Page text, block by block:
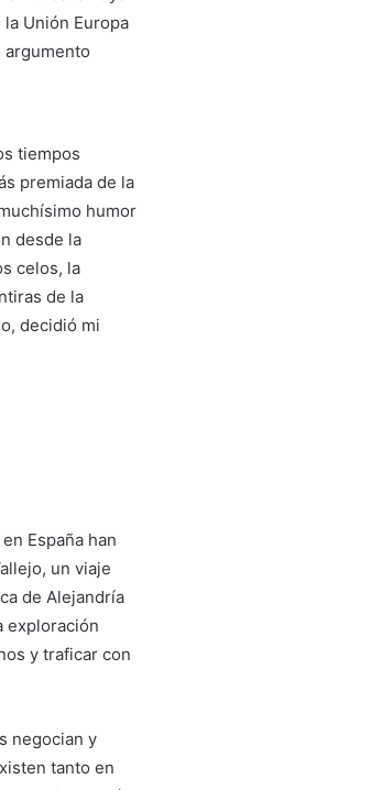
Unión Europa
tiempos
premiada de la
humor
desde la
celos, la
de la
decidió mi
España han
un viaje
de Alejandría
exploración
y traficar con
negocian y
tanto en